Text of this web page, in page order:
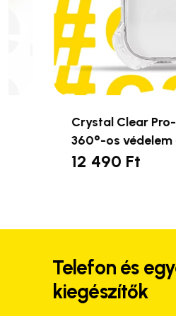
Crystal Clear Pro-
360°-os védelem +
12 490 Ft
Ennek
A
Telefon és
kiegészítők